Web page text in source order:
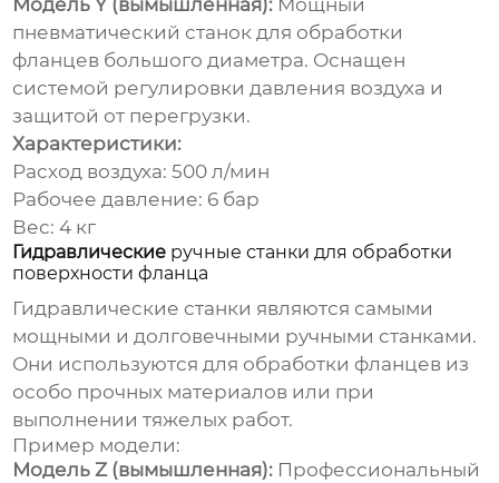
Модель Y (вымышленная): Мощный
пневматический станок для обработки
фланцев большого диаметра. Оснащен
системой регулировки давления воздуха и
защитой от перегрузки.
Характеристики:
Расход воздуха: 500 л/мин
Рабочее давление: 6 бар
Вес: 4 кг
Гидравлические ручные станки для обработки
поверхности фланца
Гидравлические станки являются самыми
мощными и долговечными ручными станками.
Они используются для обработки фланцев из
особо прочных материалов или при
выполнении тяжелых работ.
Пример модели:
Модель Z (вымышленная): Профессиональный